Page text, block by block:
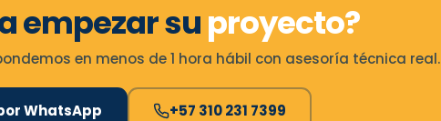
empezar suproyecto?
en menos de 1 hora hábil con asesoría técnica real.
WhatsApp +57 310 231 7399